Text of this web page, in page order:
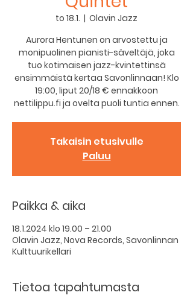
to 18.1.
  |
Olavin Jazz
Aurora Hentunen on arvostettu ja
monipuolinen pianisti-säveltäjä, joka
tuo kotimaisen jazz-kvintettinsä
ensimmäistä kertaa Savonlinnaan! Klo
19:00, liput 20/18 € ennakkoon
nettilippu.fi ja ovelta puoli tuntia ennen.
Takaisin etusivulle
Paluu
Paikka & aika
18.1.2024 klo 19.00 – 21.00
Olavin Jazz, Nova Records, Savonlinnan
Kulttuurikellari
Tietoa tapahtumasta